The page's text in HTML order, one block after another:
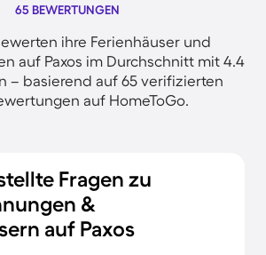
65 BEWERTUNGEN
ihre Ferienhäuser und
auf Paxos im Durchschnitt mit 4.4
– basierend auf 65 verifizierten
auf HomeToGo.
Fragen zu
&
auf Paxos